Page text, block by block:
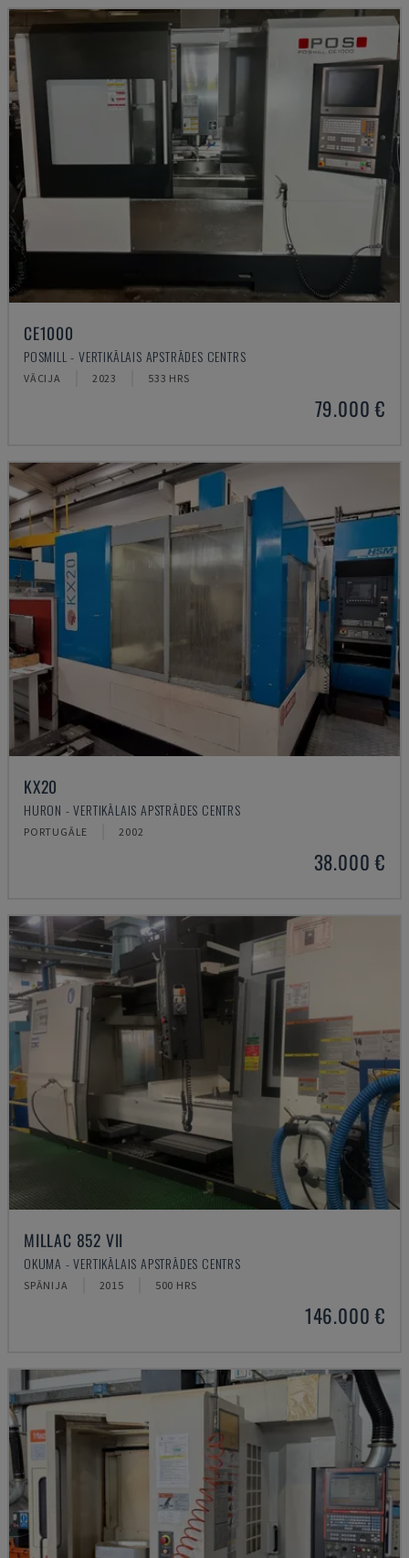
CE1000
POSMILL - VERTIKĀLAIS APSTRĀDES CENTRS
VĀCIJA 2023 533 HRS
79.000 €
KX20
HURON - VERTIKĀLAIS APSTRĀDES CENTRS
PORTUGĀLE 2002
38.000 €
MILLAC 852 VII
OKUMA - VERTIKĀLAIS APSTRĀDES CENTRS
SPĀNIJA 2015 500 HRS
146.000 €